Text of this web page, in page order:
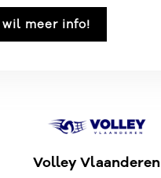
meer info!
Volley Vlaanderen